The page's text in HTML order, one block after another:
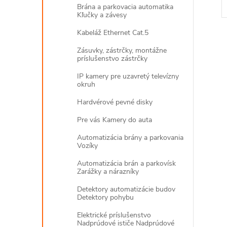
Brána a parkovacia automatika
Kľučky a závesy
Kabeláž Ethernet Cat.5
Zásuvky, zástrčky, montážne
príslušenstvo zástrčky
IP kamery pre uzavretý televízny
okruh
Hardvérové pevné disky
Pre vás Kamery do auta
Automatizácia brány a parkovania
Vozíky
Automatizácia brán a parkovísk
Zarážky a nárazníky
Detektory automatizácie budov
Detektory pohybu
Elektrické príslušenstvo
Nadprúdové ističe Nadprúdové